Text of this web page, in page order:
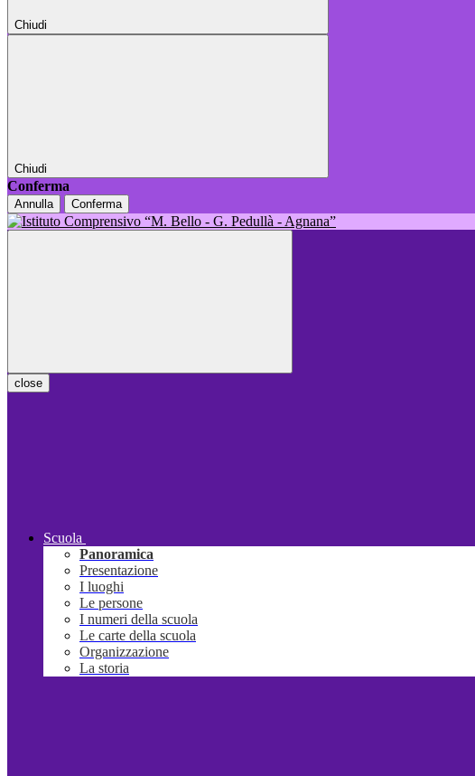
Chiudi
Chiudi
Conferma
Annulla Conferma
close
Scuola
Panoramica
Presentazione
I luoghi
Le persone
I numeri della scuola
Le carte della scuola
Organizzazione
La storia